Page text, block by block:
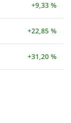
+9,33 %
+22,85 %
+31,20 %